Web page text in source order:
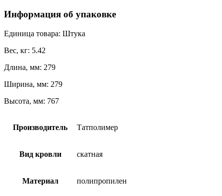
Информация об упаковке
Единица товара: Штука
Вес, кг: 5.42
Длина, мм: 279
Ширина, мм: 279
Высота, мм: 767
Производитель Татполимер
Вид кровли скатная
Материал полипропилен